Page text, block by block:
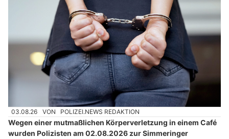
03.08.26 VON POLIZEI.NEWS REDAKTION
Wegen einer mutmaßlichen Körperverletzung in einem Café
wurden Polizisten am 02.08.2026 zur Simmeringer